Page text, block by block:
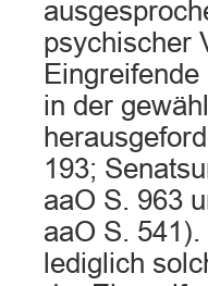
psychischer
in der
193;
aaO S. 963
aaO S.
lediglich